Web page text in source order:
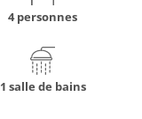
4 personnes
1 salle de bains